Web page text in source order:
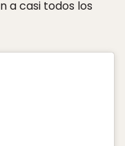
a casi todos los